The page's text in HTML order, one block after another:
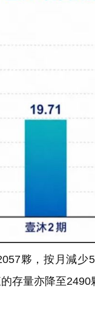
夥，按月減少
存量亦降至